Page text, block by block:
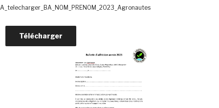
A_telecharger_BA_NOM_PRENOM_2023_Agronautes
Télécharger